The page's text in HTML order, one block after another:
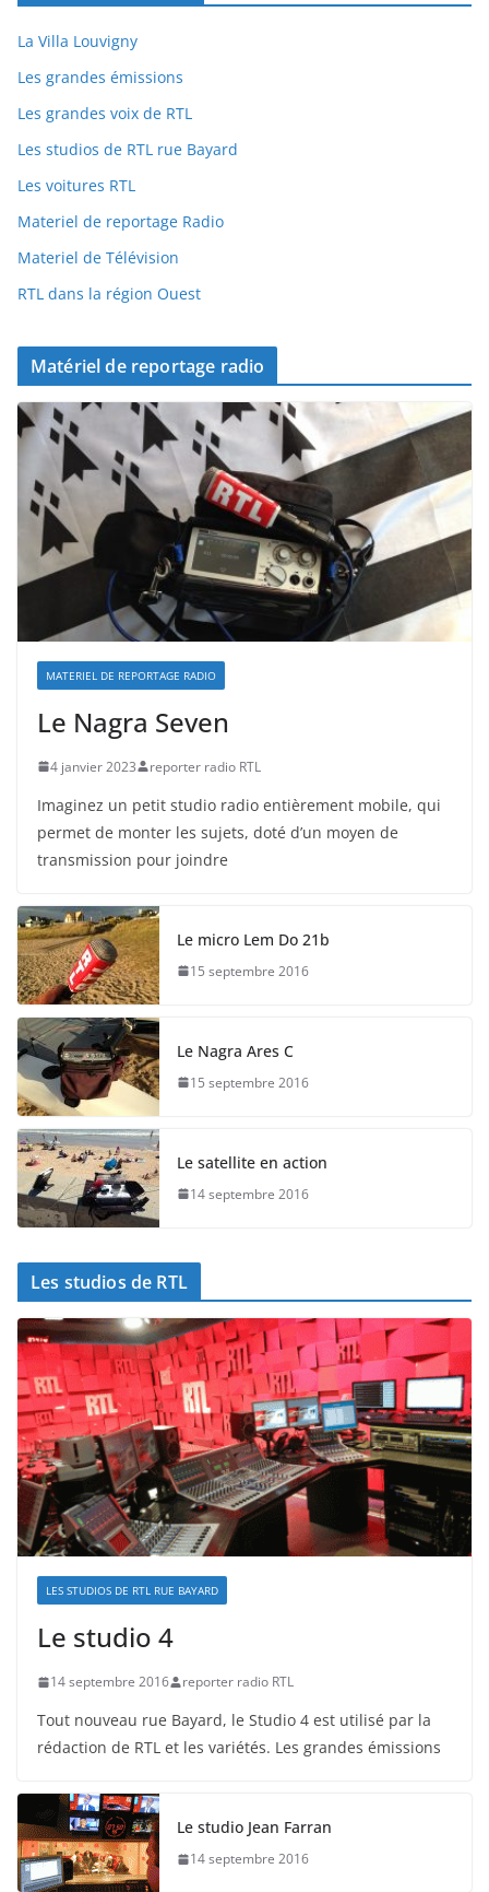
La Villa Louvigny
Les grandes émissions
Les grandes voix de RTL
Les studios de RTL rue Bayard
Les voitures RTL
Materiel de reportage Radio
Materiel de Télévision
RTL dans la région Ouest
Matériel de reportage radio
MATERIEL DE REPORTAGE RADIO
Le Nagra Seven
4 janvier 2023 reporter radio RTL
Imaginez un petit studio radio entièrement mobile, qui
permet de monter les sujets, doté d’un moyen de
transmission pour joindre
Le micro Lem Do 21b
15 septembre 2016
Le Nagra Ares C
15 septembre 2016
Le satellite en action
14 septembre 2016
Les studios de RTL
LES STUDIOS DE RTL RUE BAYARD
Le studio 4
14 septembre 2016 reporter radio RTL
Tout nouveau rue Bayard, le Studio 4 est utilisé par la
rédaction de RTL et les variétés. Les grandes émissions
Le studio Jean Farran
14 septembre 2016